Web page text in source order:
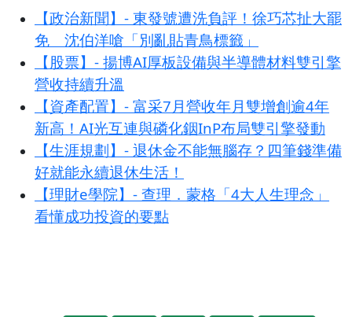
【政治新聞】- 東發號遭洗負評！徐巧芯扯大罷
免 沈伯洋嗆「別亂貼青鳥標籤」
【股票】- 揚博AI厚板設備與半導體材料雙引擎
營收持續升溫
【資產配置】- 富采7月營收年月雙增創逾4年
新高！AI光互連與磷化銦InP布局雙引擎發動
【生涯規劃】- 退休金不能無腦存？四筆錢準備
好就能永續退休生活！
【理財e學院】- 查理．蒙格「4大人生理念」
看懂成功投資的要點